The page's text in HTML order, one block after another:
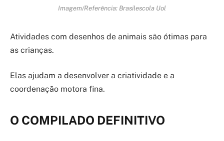
Imagem/Referência: Brasilescola Uol
Atividades com desenhos de animais são ótimas para
as crianças.
Elas ajudam a desenvolver a criatividade e a
coordenação motora fina.
O COMPILADO DEFINITIVO